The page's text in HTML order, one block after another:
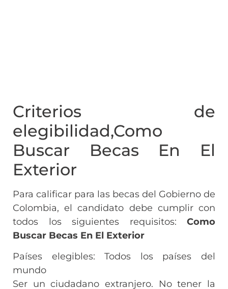
Criterios de
elegibilidad,Como
Buscar Becas En El
Exterior
Para calificar para las becas del Gobierno de
Colombia, el candidato debe cumplir con
todos los siguientes requisitos: Como
Buscar Becas En El Exterior
Países elegibles: Todos los países del
mundo
Ser un ciudadano extranjero. No tener la